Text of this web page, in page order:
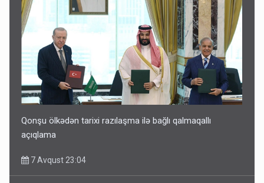
Qonşu ölkədən tarixi razılaşma ilə bağlı qalmaqallı
açıqlama
7 Avqust 23:04